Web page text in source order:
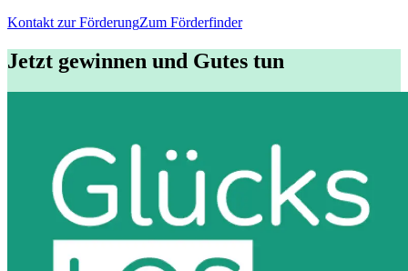
Kontakt zur FörderungZum Förderfinder
Jetzt gewinnen und Gutes tun